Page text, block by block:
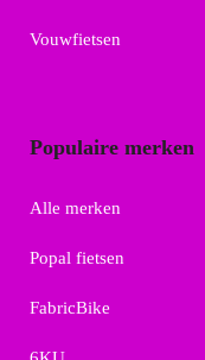
Vouwfietsen
Populaire merken
Alle merken
Popal fietsen
FabricBike